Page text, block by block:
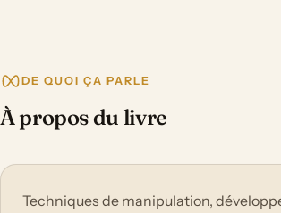
DE QUOI ÇA PARLE
À propos du livre
Techniques de manipulation,